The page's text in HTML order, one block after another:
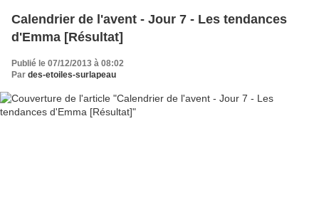
Calendrier de l'avent - Jour 7 - Les tendances
d'Emma [Résultat]
Publié le 07/12/2013 à 08:02
Par des-etoiles-surlapeau